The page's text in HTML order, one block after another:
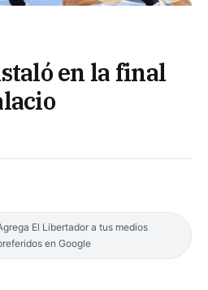
en la final
El Libertador a tus medios
en Google